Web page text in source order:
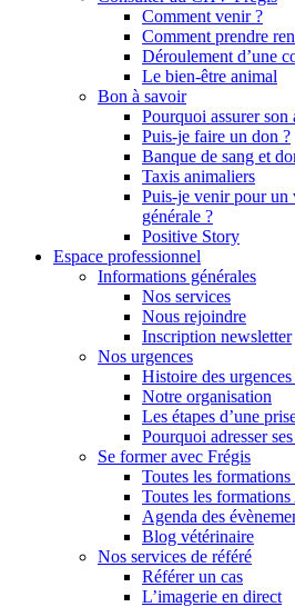
Comment venir ?
Comment prendre
Déroulement d’une
Le bien-être animal
Bon à savoir
Pourquoi assurer son
Puis-je faire un don ?
Banque de sang et
Taxis animaliers
Puis-je venir pour un
générale ?
Positive Story
Espace professionnel
Informations générales
Nos services
Nous rejoindre
Inscription newsletter
Nos urgences
Histoire des
Notre organisation
Les étapes d’une
Pourquoi adresser
Se former avec Frégis
Toutes les
Toutes les
Agenda des
Blog vétérinaire
Nos services de référé
Référer un cas
L’imagerie en direct